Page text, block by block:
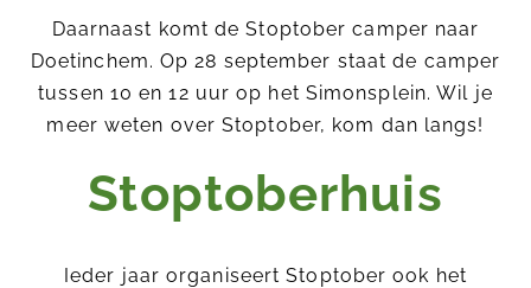
Nieuws
Onderwijs
Organisaties
Zorgverleners
In de media
Over ons
Daarnaast komt de Stoptober camper naar
Doetinchem. Op 28 september staat de camper
tussen 10 en 12 uur op het Simonsplein. Wil je
meer weten over Stoptober, kom dan langs!
Stoptoberhuis
Ieder jaar organiseert Stoptober ook het